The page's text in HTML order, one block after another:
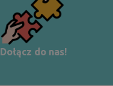
Dołącz do nas!